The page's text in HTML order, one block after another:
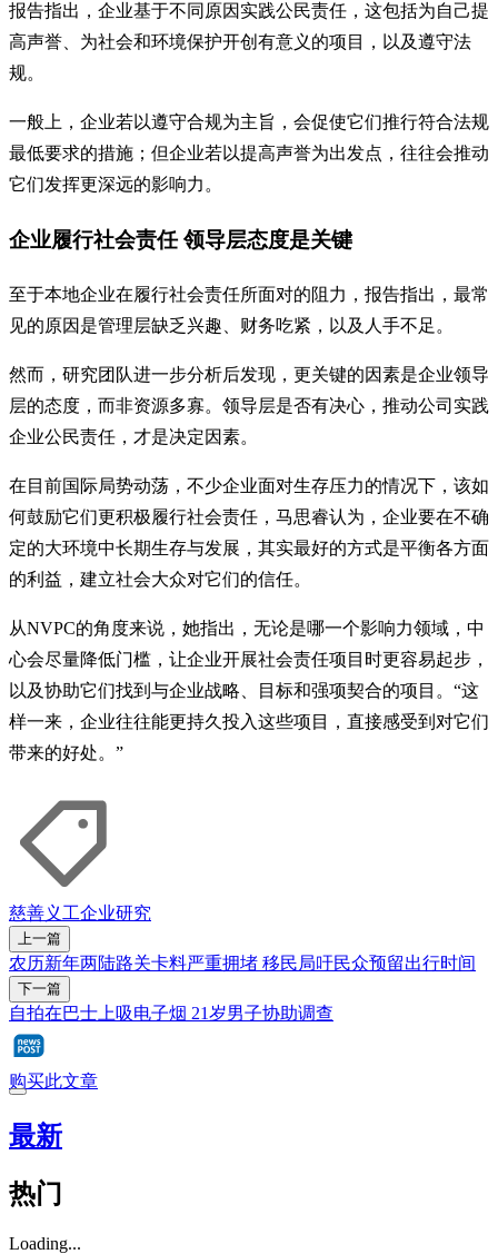
报告指出，企业基于不同原因实践公民责任，这包括为自己提
高声誉、为社会和环境保护开创有意义的项目，以及遵守法
规。
一般上，企业若以遵守合规为主旨，会促使它们推行符合法规
最低要求的措施；但企业若以提高声誉为出发点，往往会推动
它们发挥更深远的影响力。
企业履行社会责任 领导层态度是关键
至于本地企业在履行社会责任所面对的阻力，报告指出，最常
见的原因是管理层缺乏兴趣、财务吃紧，以及人手不足。
然而，研究团队进一步分析后发现，更关键的因素是企业领导
层的态度，而非资源多寡。领导层是否有决心，推动公司实践
企业公民责任，才是决定因素。
在目前国际局势动荡，不少企业面对生存压力的情况下，该如
何鼓励它们更积极履行社会责任，马思睿认为，企业要在不确
定的大环境中长期生存与发展，其实最好的方式是平衡各方面
的利益，建立社会大众对它们的信任。
从NVPC的角度来说，她指出，无论是哪一个影响力领域，中
心会尽量降低门槛，让企业开展社会责任项目时更容易起步，
以及协助它们找到与企业战略、目标和强项契合的项目。“这
样一来，企业往往能更持久投入这些项目，直接感受到对它们
带来的好处。”
慈善义工企业研究
上一篇
农历新年两陆路关卡料严重拥堵 移民局吁民众预留出行时间
下一篇
自拍在巴士上吸电子烟 21岁男子协助调查
购买此文章
最新
热门
Loading...